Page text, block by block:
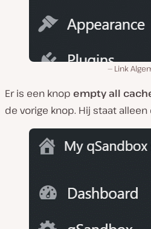
Link
Er is een knop empty all
de vorige knop. Hij staat